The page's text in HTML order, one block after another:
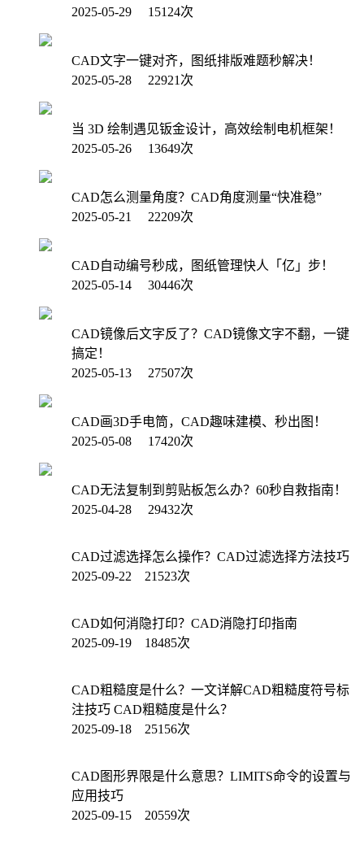
2025-05-29 15124次
CAD文字一键对齐，图纸排版难题秒解决！
2025-05-28 22921次
当 3D 绘制遇见钣金设计，高效绘制电机框架！
2025-05-26 13649次
CAD怎么测量角度？CAD角度测量“快准稳”
2025-05-21 22209次
CAD自动编号秒成，图纸管理快人「亿」步！
2025-05-14 30446次
CAD镜像后文字反了？CAD镜像文字不翻，一键
搞定！
2025-05-13 27507次
CAD画3D手电筒，CAD趣味建模、秒出图！
2025-05-08 17420次
CAD无法复制到剪贴板怎么办？60秒自救指南！
2025-04-28 29432次
CAD过滤选择怎么操作？CAD过滤选择方法技巧
2025-09-22 21523次
CAD如何消隐打印？CAD消隐打印指南
2025-09-19 18485次
CAD粗糙度是什么？一文详解CAD粗糙度符号标
注技巧 CAD粗糙度是什么？
2025-09-18 25156次
CAD图形界限是什么意思？LIMITS命令的设置与
应用技巧
2025-09-15 20559次